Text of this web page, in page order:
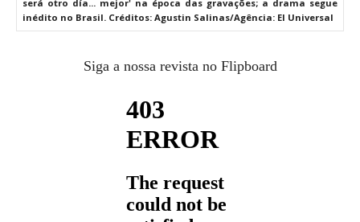
será otro día... mejor' na época das gravações; a drama segue
inédito no Brasil. Créditos: Agustin Salinas/Agência: El Universal
Siga a nossa revista no Flipboard